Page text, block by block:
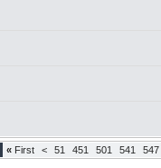
« First < 51 451 501 541 547